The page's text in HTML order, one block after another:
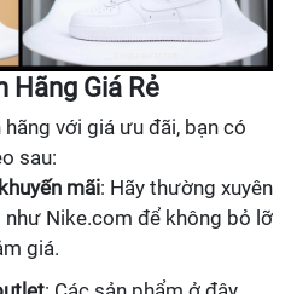
Hãng Giá Rẻ
với giá ưu đãi, bạn có
sau:
mãi: Hãy thường xuyên
Nike.com để không bỏ lỡ
giá.